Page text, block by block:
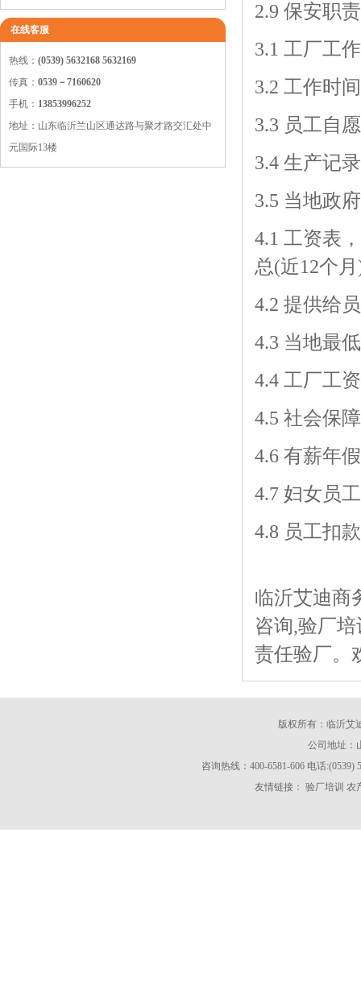
在线客服
热线： (0539) 5632168 5632169
传真： 0539－7160620
手机： 13853996252
地址：山东临沂兰山区通达路与聚才路交汇处中
元国际13楼
2.9 保安职
3.1 工厂工
3.2 工作时
3.3 员工自
3.4 生产记
3.5 当地政
4.1 工资表
总(近12个
4.2 提供给
4.3 当地最
4.4 工厂工
4.5 社会保
4.6 有薪年
4.7 妇女员
4.8 员工扣
临沂艾迪商
咨询,验厂
责任验厂。
版权所有：临沂艾
公司地址：
咨询热线：400-6581-606 电话:(0539)
友情链接： 验厂培训 农